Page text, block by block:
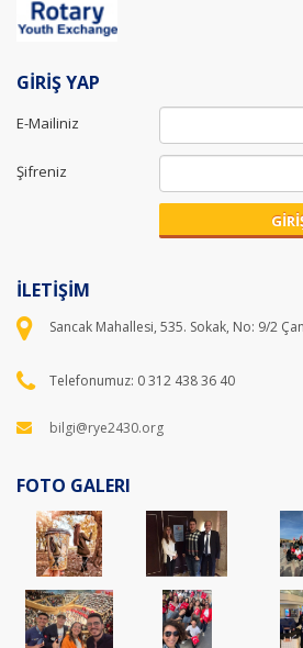
GİRİŞ YAP
E-Mailiniz
Şifreniz
İLETİŞİM
Sancak Mahallesi, 535. Sokak, No: 9/2
Telefonumuz: 0 312 438 36 40
bilgi@rye2430.org
FOTO GALERI